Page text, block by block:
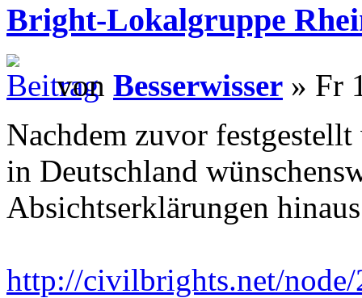
Bright-Lokalgruppe
von Besserwisser » Fr
Nachdem zuvor
in Deutschland
Absichtserklärungen
http://civilbrights.net/node/